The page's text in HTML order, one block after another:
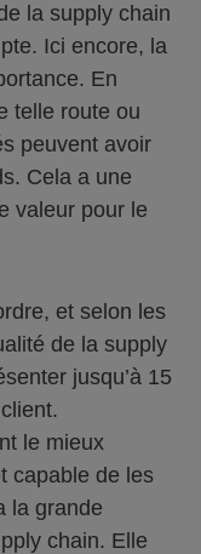
la supply chain
Ici encore, la
En
telle route ou
peuvent avoir
Cela a une
valeur pour le
et selon les
de la supply
jusqu’à 15
le mieux
capable de les
la grande
chain. Elle